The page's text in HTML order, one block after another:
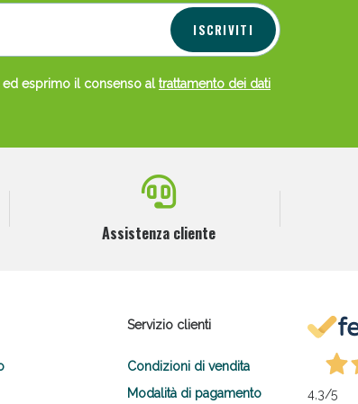
ISCRIVITI
esprimo il consenso al trattamento dei dati
Assistenza cliente
Servizio clienti
Condizioni di vendita
Modalità di pagamento
4,3/5